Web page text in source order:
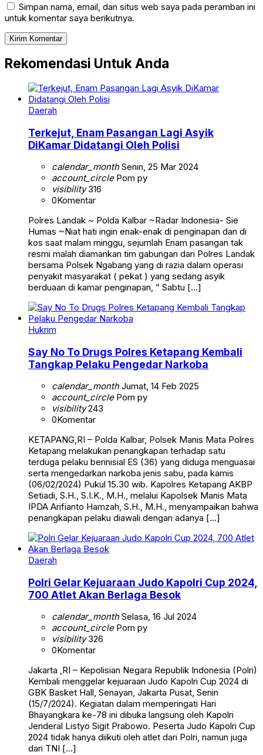
Simpan nama, email, dan situs web saya pada peramban ini
untuk komentar saya berikutnya.
Rekomendasi Untuk Anda
Daerah
Terkejut, Enam Pasangan Lagi Asyik
DiKamar Didatangi Oleh Polisi
calendar_monthSenin, 25 Mar 2024
account_circlePom py
visibility316
0Komentar
Polres Landak ~ Polda Kalbar ~Radar Indonesia- Sie
Humas ~Niat hati ingin enak-enak di penginapan dan di
kos saat malam minggu, sejumlah Enam pasangan tak
resmi malah diamankan tim gabungan dari Polres Landak
bersama Polsek Ngabang yang di razia dalam operasi
penyakit masyarakat ( pekat ) yang sedang asyik
berduaan di kamar penginapan, ” Sabtu […]
Hukrim
Say No To Drugs Polres Ketapang Kembali
Tangkap Pelaku Pengedar Narkoba
calendar_monthJumat, 14 Feb 2025
account_circlePom py
visibility243
0Komentar
KETAPANG,RI – Polda Kalbar, Polsek Manis Mata Polres
Ketapang melakukan penangkapan terhadap satu
terduga pelaku berinisial ES (36) yang diduga menguasai
serta mengedarkan narkoba jenis sabu, pada kamis
(06/02/2024) Pukul 15.30 wib. Kapolres Ketapang AKBP
Setiadi, S.H., S.I.K., M.H., melalui Kapolsek Manis Mata
IPDA Arifianto Hamzah, S.H., M.H., menyampaikan bahwa
penangkapan pelaku diawali dengan adanya […]
Daerah
Polri Gelar Kejuaraan Judo Kapolri Cup 2024,
700 Atlet Akan Berlaga Besok
calendar_monthSelasa, 16 Jul 2024
account_circlePom py
visibility326
0Komentar
Jakarta ,RI – Kepolisian Negara Republik Indonesia (Polri)
Kembali menggelar kejuaraan Judo Kapolri Cup 2024 di
GBK Basket Hall, Senayan, Jakarta Pusat, Senin
(15/7/2024). Kegiatan dalam memperingati Hari
Bhayangkara ke-78 ini dibuka langsung oleh Kapolri
Jenderal Listyo Sigit Prabowo. Peserta Judo Kapolri Cup
2024 tidak hanya diikuti oleh atlet dari Polri, namun juga
dari TNI […]